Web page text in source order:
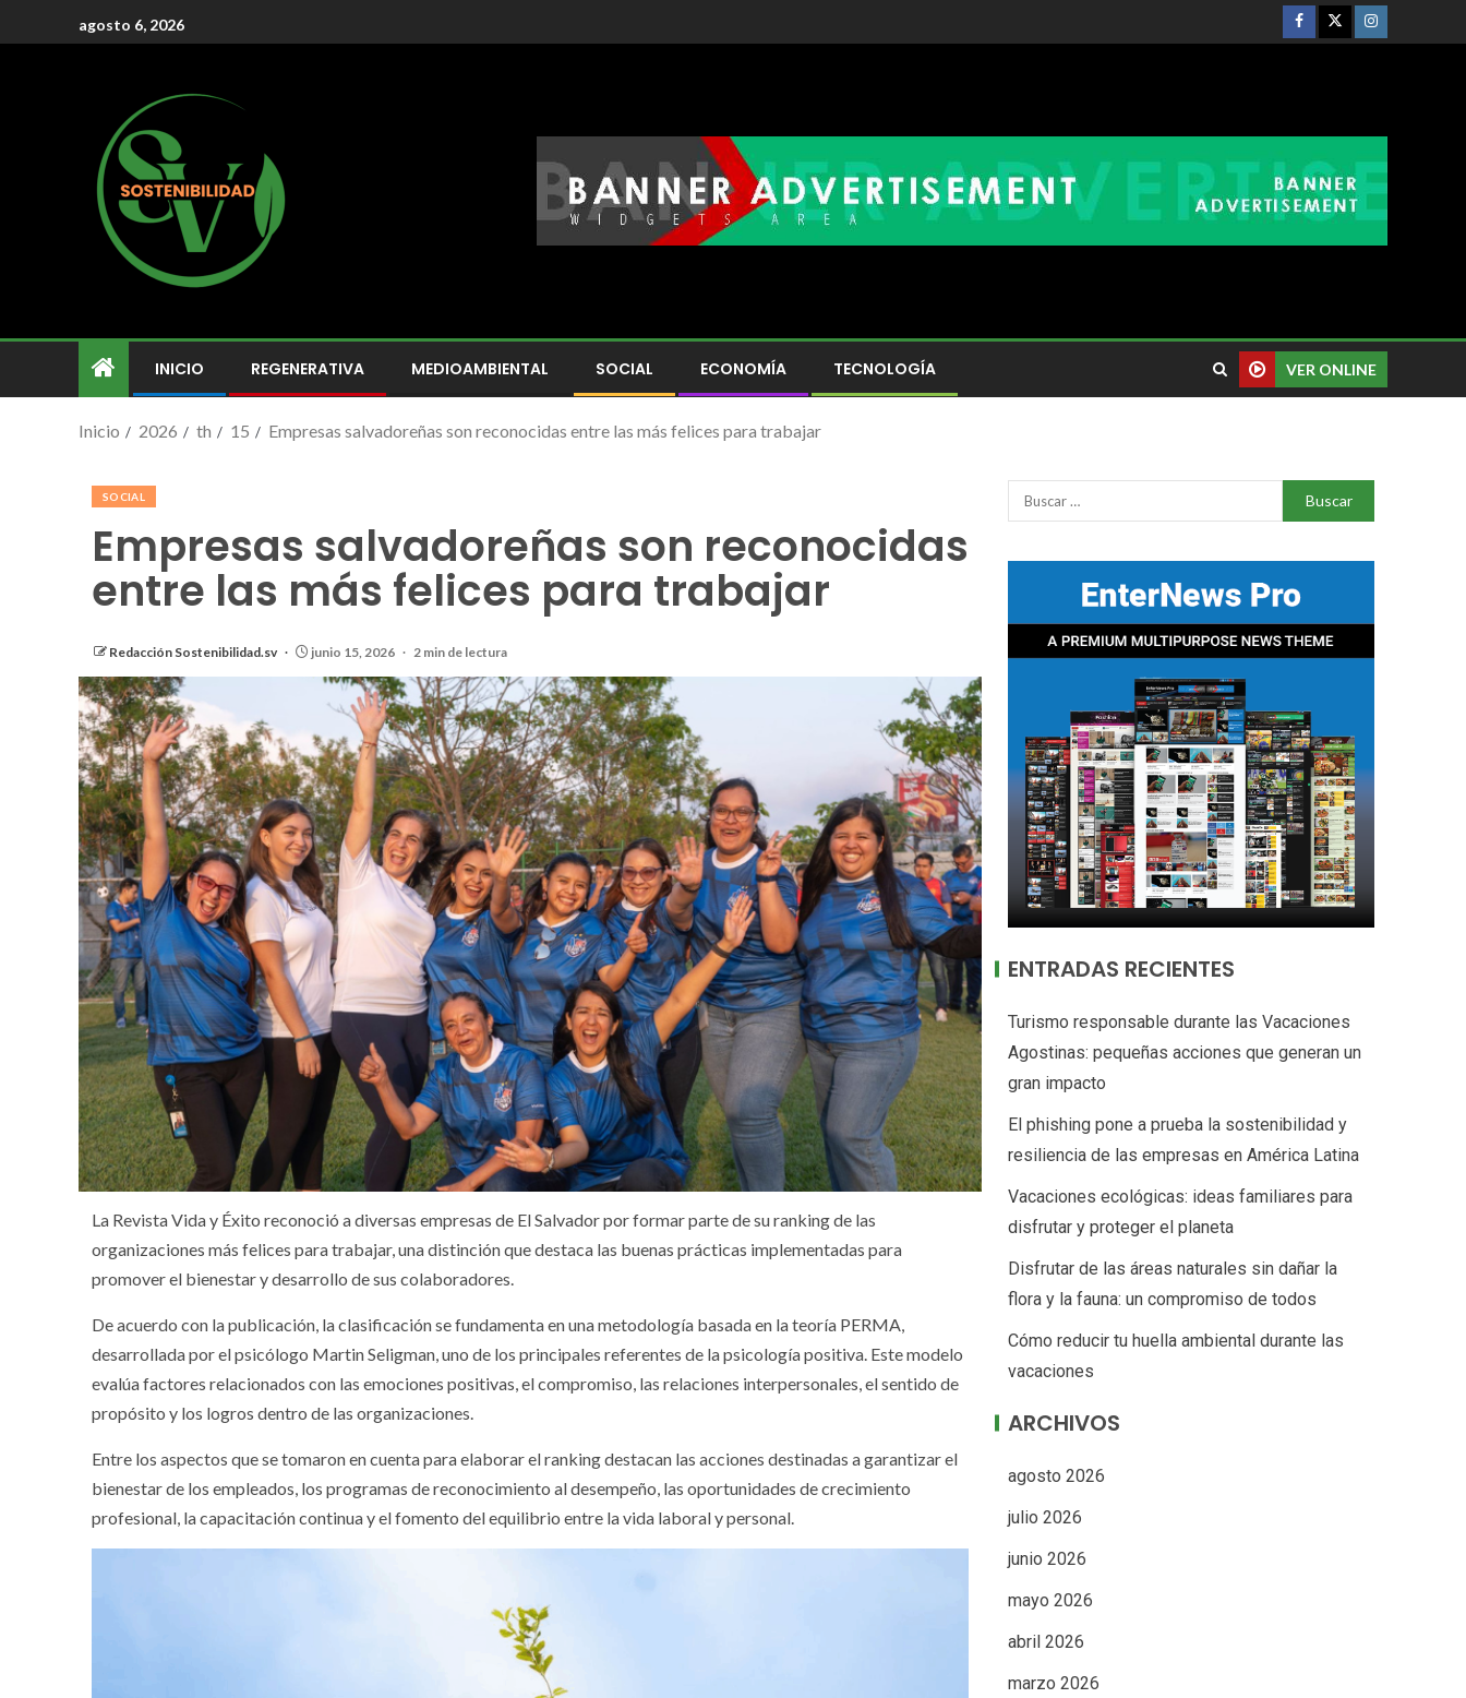
agosto 6, 2026
INICIO REGENERATIVA MEDIOAMBIENTAL SOCIAL ECONOMÍA TECNOLOGÍA VER ONLINE
Inicio 2026 th 15 Empresas salvadoreñas son reconocidas entre las más felices para trabajar
SOCIAL
Empresas salvadoreñas son reconocidas
entre las más felices para trabajar
Redacción Sostenibilidad.sv junio 15, 2026 2 min de lectura
La Revista Vida y Éxito reconoció a diversas empresas de El Salvador por formar parte de su ranking de las
organizaciones más felices para trabajar, una distinción que destaca las buenas prácticas implementadas para
promover el bienestar y desarrollo de sus colaboradores.
De acuerdo con la publicación, la clasificación se fundamenta en una metodología basada en la teoría PERMA,
desarrollada por el psicólogo Martin Seligman, uno de los principales referentes de la psicología positiva. Este modelo
evalúa factores relacionados con las emociones positivas, el compromiso, las relaciones interpersonales, el sentido de
propósito y los logros dentro de las organizaciones.
Entre los aspectos que se tomaron en cuenta para elaborar el ranking destacan las acciones destinadas a garantizar el
bienestar de los empleados, los programas de reconocimiento al desempeño, las oportunidades de crecimiento
profesional, la capacitación continua y el fomento del equilibrio entre la vida laboral y personal.
ENTRADAS RECIENTES
Turismo responsable durante las Vacaciones
Agostinas: pequeñas acciones que generan un
gran impacto
El phishing pone a prueba la sostenibilidad y
resiliencia de las empresas en América Latina
Vacaciones ecológicas: ideas familiares para
disfrutar y proteger el planeta
Disfrutar de las áreas naturales sin dañar la
flora y la fauna: un compromiso de todos
Cómo reducir tu huella ambiental durante las
vacaciones
ARCHIVOS
agosto 2026
julio 2026
junio 2026
mayo 2026
abril 2026
marzo 2026